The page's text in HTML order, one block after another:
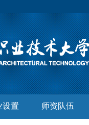
设置 师资队伍